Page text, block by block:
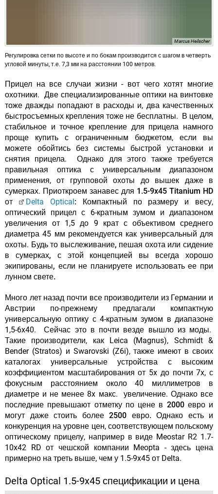
Marcus Heilscher
Регулировка сетки по высоте и по бокам производится с шагом в четверть
угловой минуты, т.е. 7,3 мм на расстоянии 100 метров.
Прицел на все случаи жизни - вот чего хотят многие
охотники. Две специализированные оптики на винтовке
тоже дважды попадают в расходы и, два качественных
быстросъемных крепления тоже не бесплатны. В целом,
стабильное и точное крепление для прицела намного
проще купить с ограниченным бюджетом, если вы
можете обойтись без системы быстрой установки и
снятия прицела. Однако для этого также требуется
правильная оптика с универсальным диапазоном
применения, от групповой охоты до вышек даже в
сумерках. Приоткроем занавес для 1.5-9x45 Titanium HD
от
Delta Optical :
Компактный по размеру и весу,
оптический прицел с 6-кратным зумом и диапазоном
увеличения от 1,5 до 9 крат с объективом среднего
диаметра 45 мм рекомендуется как универсальный для
охоты. Будь то выслеживание, пешая охота или сидение
в сумерках, с этой концепцией вы всегда хорошо
экипированы, если не планируете использовать ее при
лунном свете.
Много лет назад почти все производители из Германии и
Австрии по-прежнему предлагали компактную
универсальную оптику с 4-кратным зумом в диапазоне
1,5-6x40. Сейчас это в почти везде вышло из моды.
Такие производители, как Leica (Magnus), Schmidt &
Bender (Stratos) и Swarovski (Z6i), также имеют в своих
каталогах универсальные устройства с высоким
коэффициентом масштабирования от 5x до почти 7x, с
фокусным расстоянием около 40 миллиметров в
диаметре и не менее 8x макс. увеличение. Однако все
последние превышают отметку по цене в 2000 евро и
могут даже стоить более 2500 евро.Однако есть и
конкуренция на уровне цен, соответствующем польскому
оптическому прицелу, например в виде Meostar R2 1.7-
10x42 RD от чешской компании Meopta - здесь цена
примерно на треть выше, чем у 1.5-9x45 от Delta.
Delta Optical 1.5-9x45 спецификации и цена